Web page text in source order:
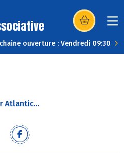
(s’ouvre dans
ouverture : Vendredi 09:30
Atlantic...